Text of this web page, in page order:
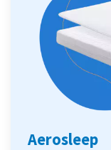
Aerosleep